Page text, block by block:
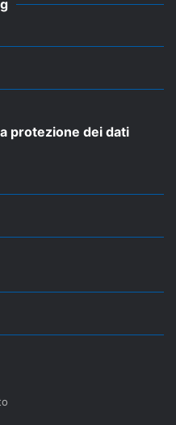
protezione dei dati